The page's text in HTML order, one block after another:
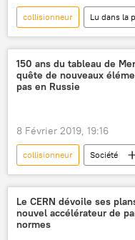
collisionneur Lu dans la
physique
Grand collisionneur de
matière noire
150 ans du tableau de
quête de nouveaux
pas en Russie
8 Février 2019, 19:16
collisionneur Société
Russie
Doubna
Andreï Popeko
Laboratoire des réactions
Le CERN dévoile ses
nouvel accélérateur de
normes